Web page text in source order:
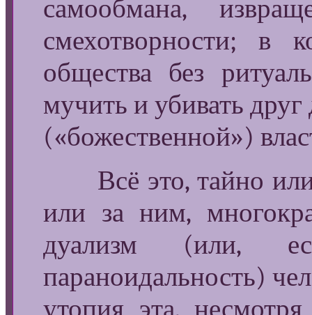
самообмана,
смехотворности; в
общества без
мучить и убивать друг
(«божественной»)
Всё это, тайно или
или за ним,
дуализм (или,
параноидальность)